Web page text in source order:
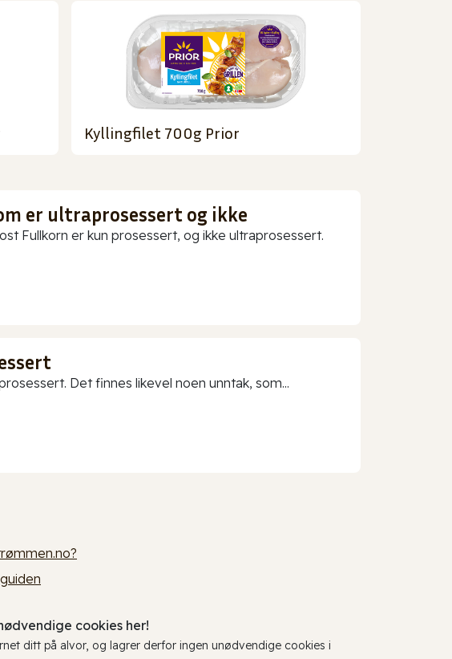
Kyllingfilet 700g Prior
er ultraprosessert og ikke
Fullkorn er kun prosessert, og ikke ultraprosessert.
Det finnes likevel noen unntak, som...
cookies her!
ditt på alvor, og lagrer derfor ingen unødvendige cookies i